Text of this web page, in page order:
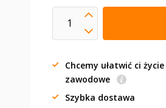
Chcemy ułatwić ci życie
zawodowe
Szybka dostawa